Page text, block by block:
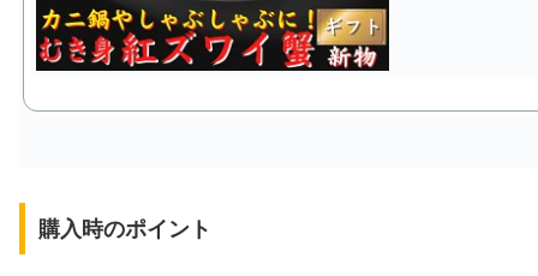
購入時のポイント